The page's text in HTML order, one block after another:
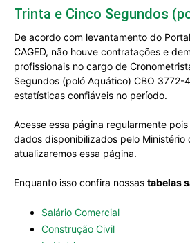
Trinta e Cinco Segundos
De acordo com levantamento do
CAGED, não houve contratações e
profissionais no cargo de
Segundos (poló Aquático) CBO 3772-
estatísticas confiáveis no período.
Acesse essa página regularmente
dados disponibilizados pelo Ministério
atualizaremos essa página.
Enquanto isso confira nossas tabelas
Salário Comercial
Construção Civil